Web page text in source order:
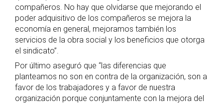
compañeros. No hay que olvidarse que mejorando el
poder adquisitivo de los compañeros se mejora la
economía en general, mejoramos también los
servicios de la obra social y los beneficios que otorga
el sindicato”.
Por último aseguró que “las diferencias que
planteamos no son en contra de la organización, son a
favor de los trabajadores y a favor de nuestra
organización porque conjuntamente con la mejora del